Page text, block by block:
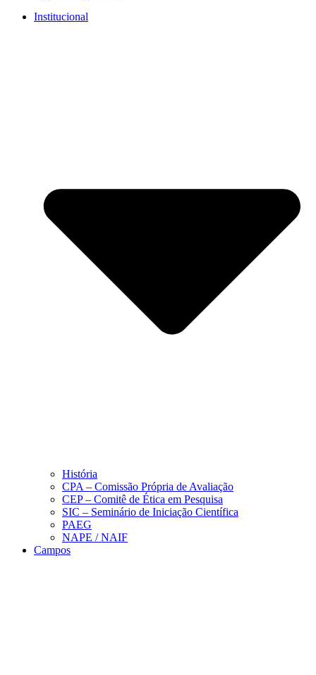
Institucional
História
CPA – Comissão Própria de Avaliação
CEP – Comitê de Ética em Pesquisa
SIC – Seminário de Iniciação Científica
PAEG
NAPE / NAIF
Campos